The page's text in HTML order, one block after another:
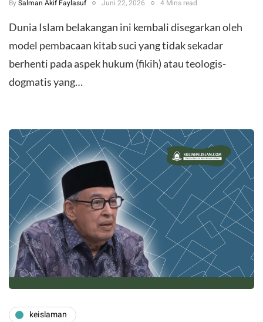
By Salman Akif Faylasuf Juni 22, 2026 4 Mins read
​Dunia Islam belakangan ini kembali disegarkan oleh
model pembacaan kitab suci yang tidak sekadar
berhenti pada aspek hukum (fikih) atau teologis-
dogmatis yang…
keislaman